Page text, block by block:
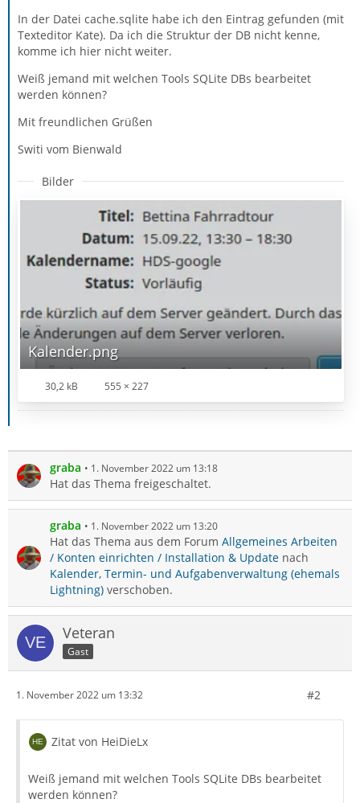
In der Datei cache.sqlite habe ich den Eintrag gefunden (mit
Texteditor Kate). Da ich die Struktur der DB nicht kenne,
komme ich hier nicht weiter.
Weiß jemand mit welchen Tools SQLite DBs bearbeitet
werden können?
Mit freundlichen Grüßen
Switi vom Bienwald
Bilder
Kalender.png
30,2 kB 555 × 227
graba 1. November 2022 um 13:18
Hat das Thema freigeschaltet.
graba 1. November 2022 um 13:20
Hat das Thema aus dem Forum Allgemeines Arbeiten
/ Konten einrichten / Installation & Update nach
Kalender, Termin- und Aufgabenverwaltung (ehemals
Lightning) verschoben.
Veteran
Gast
1. November 2022 um 13:32 #2
Zitat von HeiDieLx
Weiß jemand mit welchen Tools SQLite DBs bearbeitet
werden können?